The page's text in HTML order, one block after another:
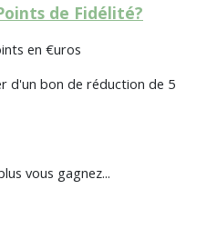
de Fidélité?
en €uros
d'un bon de réduction de 5
vous gagnez...